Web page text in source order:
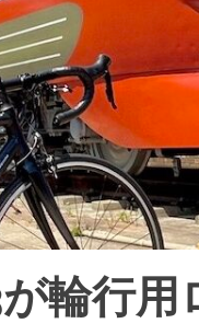
輪行